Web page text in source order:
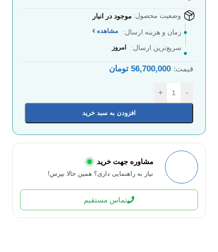
وضعیت محصول: موجود در انبار
زمان و هزینه ارسال: مشاهده
سریع‌ترین ارسال: امروز
قیمت: 56,700,000 تومان
-
+
افزودن به سبد خرید
مشاوره جهت خرید
نیاز به راهنمایی داری؟ همین حالا بپرس!
تماس مستقیم